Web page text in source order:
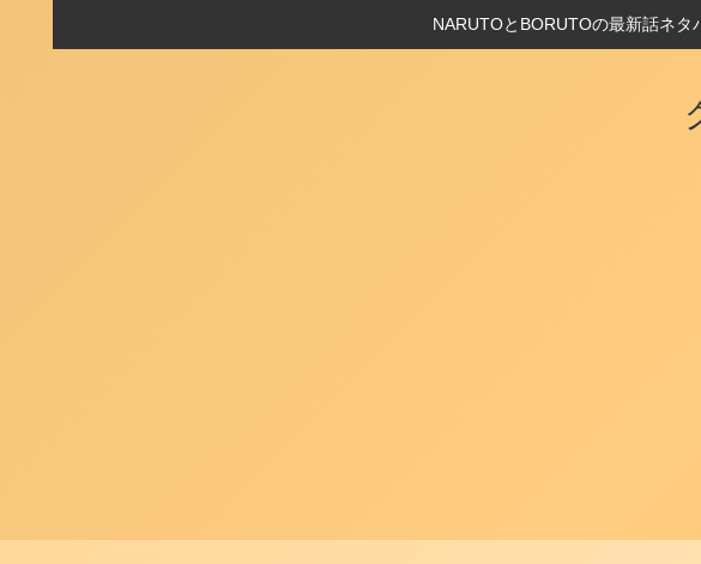
NARUTOとBORUTOの最新話ネ